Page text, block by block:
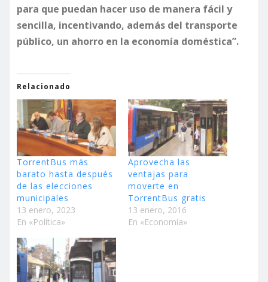
para que puedan hacer uso de manera fácil y
sencilla, incentivando, además del transporte
público, un ahorro en la economía doméstica”.
Relacionado
TorrentBus más
barato hasta después
de las elecciones
municipales
13 enero, 2023
En «Política»
Aprovecha las
ventajas para
moverte en
TorrentBus gratis
13 enero, 2016
En «Economía»